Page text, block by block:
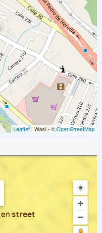
Leaflet| Wasi - ©OpenStreetMap
en street